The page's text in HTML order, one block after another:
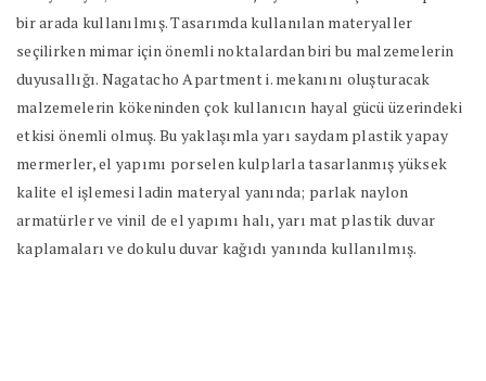
bir arada kullanılmış. Tasarımda kullanılan materyaller
seçilirken mimar için önemli noktalardan biri bu malzemelerin
duyusallığı. Nagatacho Apartment i. mekanını oluşturacak
malzemelerin kökeninden çok kullanıcın hayal gücü üzerindeki
etkisi önemli olmuş. Bu yaklaşımla yarı saydam plastik yapay
mermerler, el yapımı porselen kulplarla tasarlanmış yüksek
kalite el işlemesi ladin materyal yanında; parlak naylon
armatürler ve vinil de el yapımı halı, yarı mat plastik duvar
kaplamaları ve dokulu duvar kağıdı yanında kullanılmış.